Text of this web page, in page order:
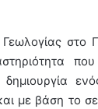
στο
με βάση το